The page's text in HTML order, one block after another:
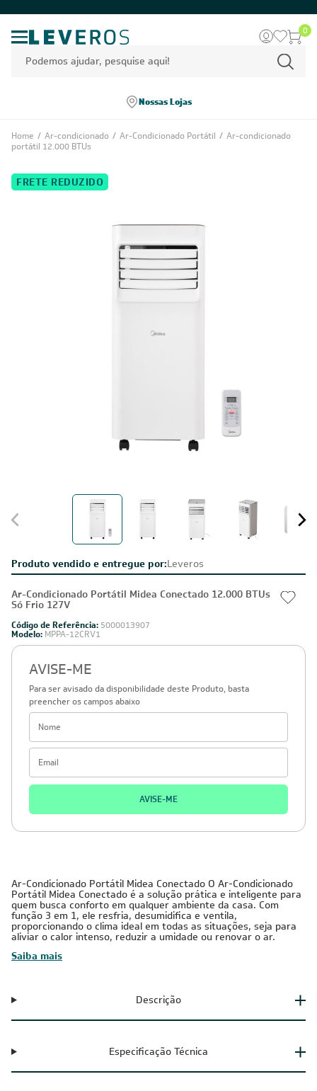
0
Nossas Lojas
Home / Ar-condicionado / Ar-Condicionado Portátil / Ar-condicionado
portátil 12.000 BTUs
Produto vendido e entregue por:Leveros
Ar-Condicionado Portátil Midea Conectado 12.000 BTUs
Só Frio 127V
Código de Referência: 5000013907
Modelo: MPPA-12CRV1
AVISE-ME
Para ser avisado da disponibilidade deste Produto, basta
preencher os campos abaixo
AVISE-ME
Ar-Condicionado Portátil Midea Conectado O Ar-Condicionado
Portátil Midea Conectado é a solução prática e inteligente para
quem busca conforto em qualquer ambiente da casa. Com
função 3 em 1, ele resfria, desumidifica e ventila,
proporcionando o clima ideal em todas as situações, seja para
aliviar o calor intenso, reduzir a umidade ou renovar o ar.
Saiba mais
FRETE REDUZIDO
Descrição
Especificação Técnica